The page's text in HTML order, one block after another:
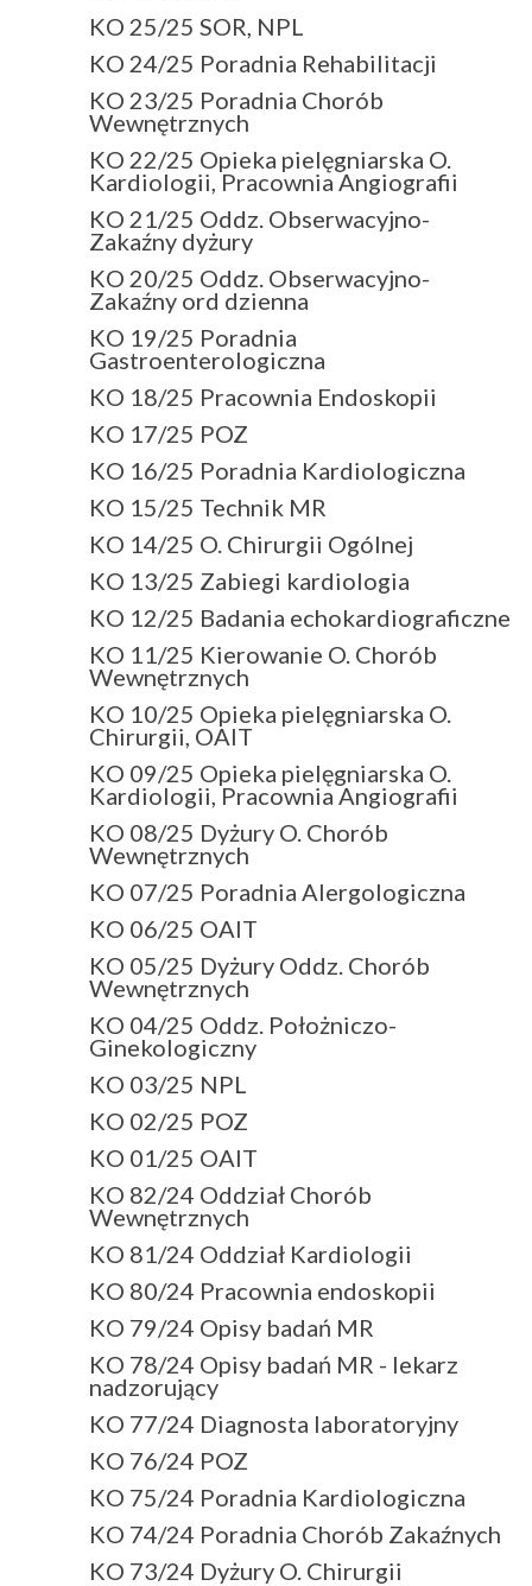
KO 25/25 SOR, NPL
KO 24/25 Poradnia Rehabilitacji
KO 23/25 Poradnia Chorób
Wewnętrznych
KO 22/25 Opieka pielęgniarska O.
Kardiologii, Pracownia Angiografii
KO 21/25 Oddz. Obserwacyjno-
Zakaźny dyżury
KO 20/25 Oddz. Obserwacyjno-
Zakaźny ord dzienna
KO 19/25 Poradnia
Gastroenterologiczna
KO 18/25 Pracownia Endoskopii
KO 17/25 POZ
KO 16/25 Poradnia Kardiologiczna
KO 15/25 Technik MR
KO 14/25 O. Chirurgii Ogólnej
KO 13/25 Zabiegi kardiologia
KO 12/25 Badania echokardiograficzne
KO 11/25 Kierowanie O. Chorób
Wewnętrznych
KO 10/25 Opieka pielęgniarska O.
Chirurgii, OAIT
KO 09/25 Opieka pielęgniarska O.
Kardiologii, Pracownia Angiografii
KO 08/25 Dyżury O. Chorób
Wewnętrznych
KO 07/25 Poradnia Alergologiczna
KO 06/25 OAIT
KO 05/25 Dyżury Oddz. Chorób
Wewnętrznych
KO 04/25 Oddz. Położniczo-
Ginekologiczny
KO 03/25 NPL
KO 02/25 POZ
KO 01/25 OAIT
KO 82/24 Oddział Chorób
Wewnętrznych
KO 81/24 Oddział Kardiologii
KO 80/24 Pracownia endoskopii
KO 79/24 Opisy badań MR
KO 78/24 Opisy badań MR - lekarz
nadzorujący
KO 77/24 Diagnosta laboratoryjny
KO 76/24 POZ
KO 75/24 Poradnia Kardiologiczna
KO 74/24 Poradnia Chorób Zakaźnych
KO 73/24 Dyżury O. Chirurgii